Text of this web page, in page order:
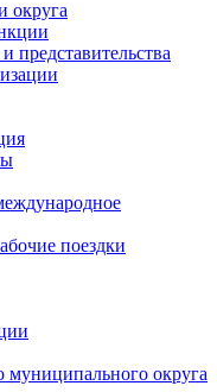
округа
представительства
поездки
муниципального округа